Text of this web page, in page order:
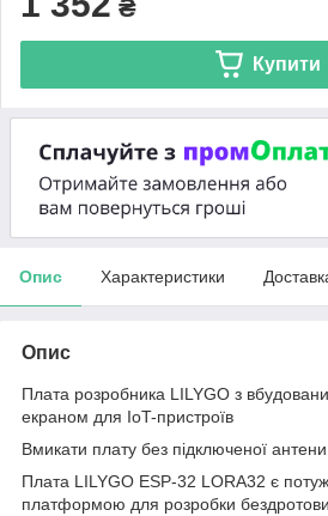
₴
Купити
Опис Характеристики
Опис
Плата розробника LILYGO з
екраном для IoT-пристроїв
Вмикати плату без підключеної
Плата LILYGO ESP-32 LORA32 є
платформою для розробки